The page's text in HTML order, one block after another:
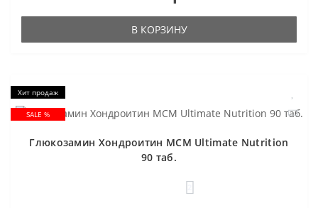
В КОРЗИНУ
Хит продаж
SALE %
Глюкозамин Хондроитин МСМ Ultimate Nutrition
90 таб.